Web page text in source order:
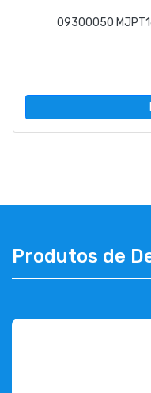
09300050
Produtos de